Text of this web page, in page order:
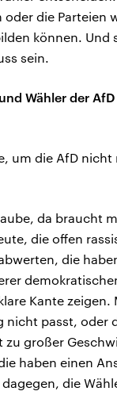
die Parteien
können. Und
sein.
Wähler der
um die AfD nicht
da braucht
die offen
die
Kante zeigen.
nicht passt, oder
zu großer
haben einen
die